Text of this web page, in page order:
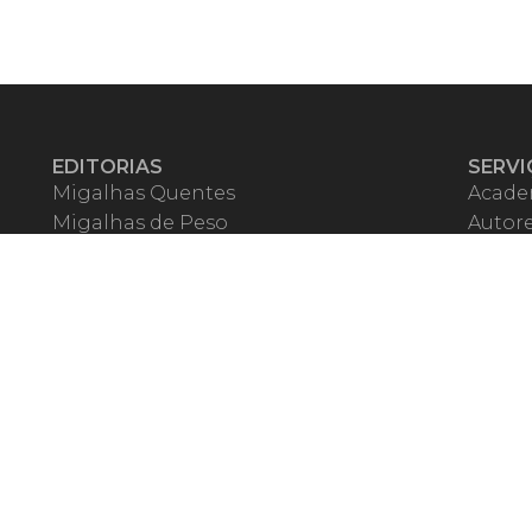
EDITORIAS
Migalhas Quentes
Migalhas de Peso